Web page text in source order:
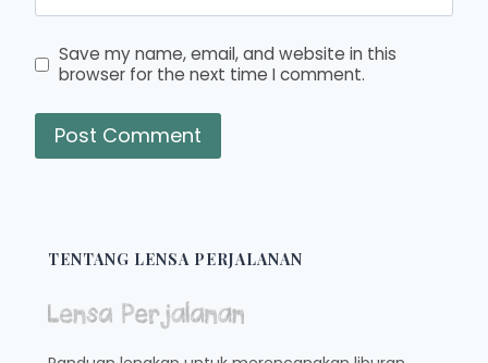
Save my name, email, and website in this
browser for the next time I comment.
TENTANG LENSA PERJALANAN